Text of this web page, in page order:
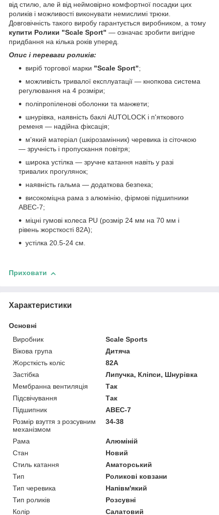
від стилю, але й від неймовірно комфортної посадки цих
роликів і можливості виконувати немислимі трюки.
Довговічність такого виробу гарантується виробником, а тому
купити Ролики "Scale Sport" — означає зробити вигідне
придбання на кілька років уперед.
Опис і переваги роликів:
виріб торгової марки "Scale Sport";
можливість тривалої експлуатації — кнопкова система
регулювання на 4 розміри;
поліпропіленові оболонки та манжети;
шнурівка, наявність баклі AUTOLOCK і п'яткового
ременя — надійна фіксація;
м'який матеріал (шкірозамінник) черевика із сіточкою
— зручність і пропускання повітря;
широка устілка — зручне катання навіть у разі
тривалих прогулянок;
наявність гальма — додаткова безпека;
високоміцна рама з алюмінію, фірмові підшипники
ABEC-7;
міцні гумові колеса PU (розмір 24 мм на 70 мм і
рівень жорсткості 82A);
устілка 20.5-24 см.
Приховати
Характеристики
Основні
Виробник
Scale Sports
Вікова група
Дитяча
Жорсткість коліс
82А
Застібка
Липучка, Кліпси, Шнурівка
Мембранна вентиляція
Так
Підсвічування
Так
Підшипник
ABEC-7
Розмір взуття з розсувним
механізмом
34-38
Рама
Алюміній
Стан
Новий
Стиль катання
Аматорський
Тип
Роликові ковзани
Тип черевика
Напівм'який
Тип роликів
Розсувні
Колір
Салатовий